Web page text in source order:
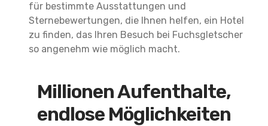
für bestimmte Ausstattungen und
Sternebewertungen, die Ihnen helfen, ein Hotel
zu finden, das Ihren Besuch bei Fuchsgletscher
so angenehm wie möglich macht.
Millionen Aufenthalte,
endlose Möglichkeiten